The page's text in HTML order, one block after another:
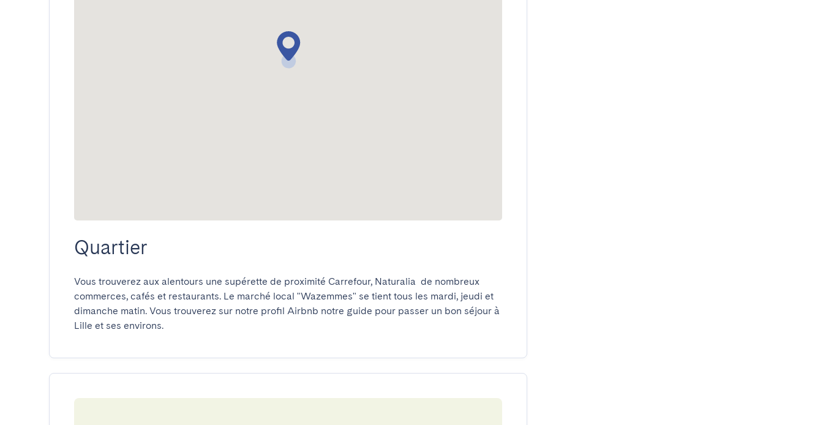
Quartier
Vous trouverez aux alentours une supérette de proximité Carrefour, Naturalia  de nombreux
commerces, cafés et restaurants. Le marché local "Wazemmes" se tient tous les mardi, jeudi et
dimanche matin. Vous trouverez sur notre profil Airbnb notre guide pour passer un bon séjour à
Lille et ses environs.